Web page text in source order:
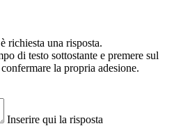
richiesta una risposta.
di testo sottostante e premere sul
la propria adesione.
Inserire qui la risposta